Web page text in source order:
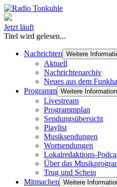
Jetzt läuft
Titel wird gelesen...
Nachrichten Weitere
Aktuell
Nachrichtenarchiv
Neues aus dem
Programm Weitere
Livestream
Programmplan
Sendungsübersicht
Playlist
Musiksendungen
Wortsendungen
Lokalredaktions-
Über das
Trug und Schein
Mitmachen Weitere